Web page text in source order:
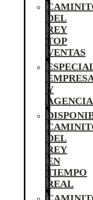
DEL
REY
TOP
VENTAS
Y
DEL
REY
EN
TIEMPO
REAL